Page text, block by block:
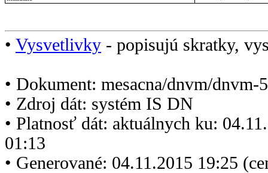
• Vysvetlivky - popisujú skratky,
• Dokument: mesacna/dnvm/dnvm-
• Zdroj dát: systém IS DN
• Platnosť dát: aktuálnych ku:
01:13
• Generované: 04.11.2015 19:25